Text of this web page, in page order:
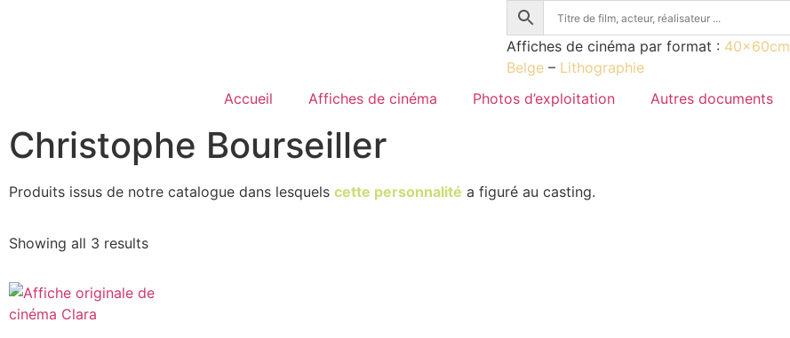
Affiches de cinéma par format : 40x60cm
Belge – Lithographie
Accueil
Affiches de cinéma Photos d’exploitation Autres documents
Christophe Bourseiller
Produits issus de notre catalogue dans lesquels cette personnalité a figuré au casting.
Showing all 3 results